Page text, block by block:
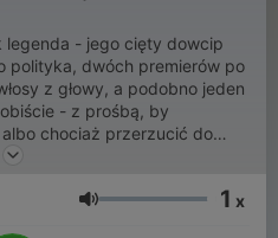
legenda - jego cięty dowcip
polityka, dwóch premierów po
z głowy, a podobno jeden
- z prośbą, by
chociaż przerzucić do
Olbratowski?! Jak zwykle
Volume 1 x